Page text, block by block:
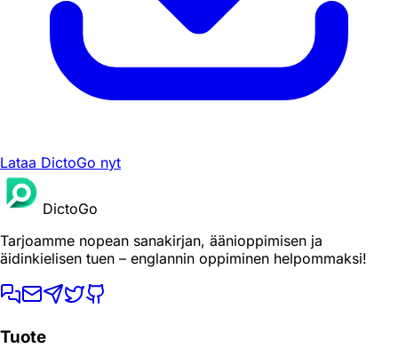
Lataa DictoGo nyt
DictoGo
Tarjoamme nopean sanakirjan, äänioppimisen ja
äidinkielisen tuen – englannin oppiminen helpommaksi!
Tuote